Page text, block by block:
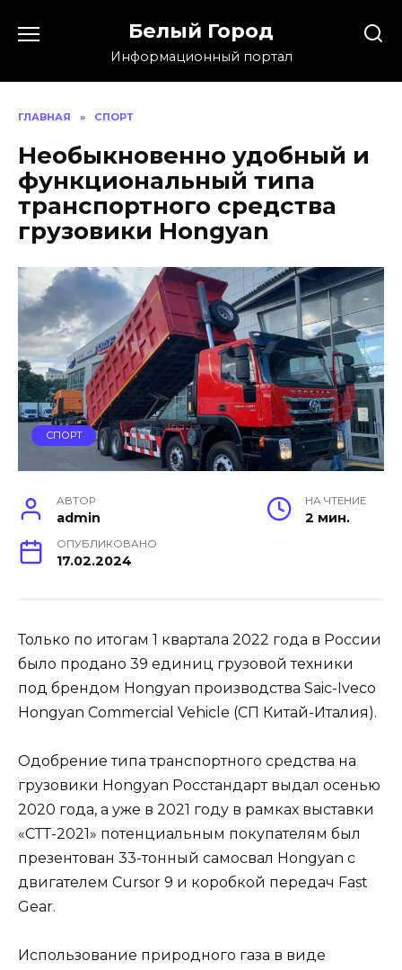
Белый Город
Информационный портал
ГЛАВНАЯ » СПОРТ
Необыкновенно удобный и
функциональный типа
транспортного средства
грузовики Hongyan
СПОРТ
АВТОР
admin
НА ЧТЕНИЕ
2 мин.
ОПУБЛИКОВАНО
17.02.2024
Только по итогам 1 квартала 2022 года в России
было продано 39 единиц грузовой техники
под брендом Hongyan производства Saic-Iveco
Hongyan Commercial Vehicle (СП Китай-Италия).
Одобрение типа транспортного средства на
грузовики Hongyan Росстандарт выдал осенью
2020 года, а уже в 2021 году в рамках выставки
«СТТ-2021» потенциальным покупателям был
презентован 33-тонный самосвал Hongyan с
двигателем Cursor 9 и коробкой передач Fast
Gear.
Использование природного газа в виде